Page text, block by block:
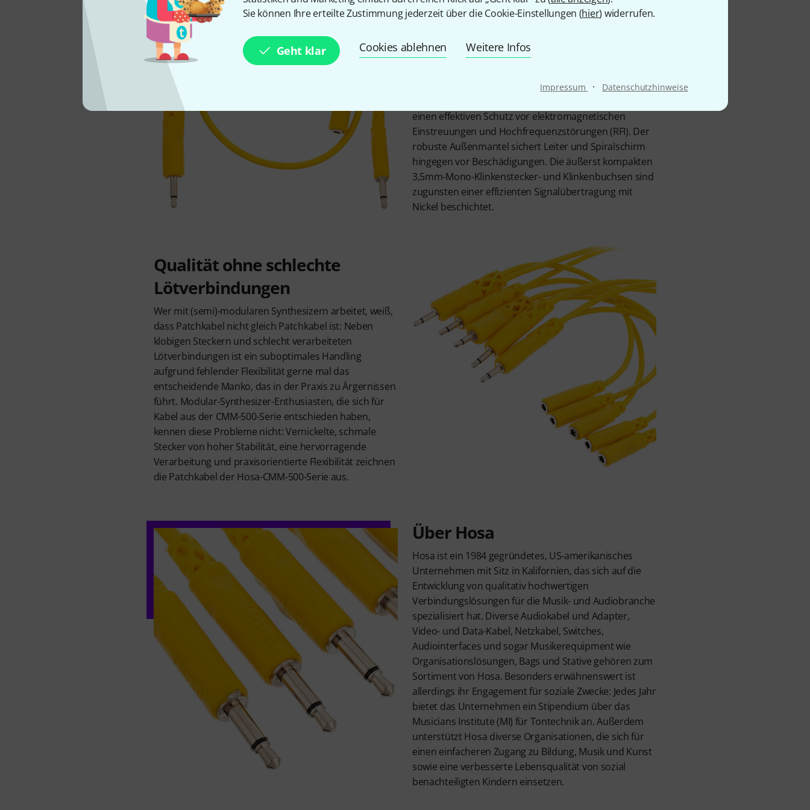
Sie können Ihre erteilte Zustimmung jederzeit über die Cookie-Einstellungen (hier) widerrufen.
Geht klar Cookies ablehnen Weitere Infos
Impressum · Datenschutzhinweise
über einen Leiterquerschnitt von 0,14mm² (AWG26).
Der Leiter selbst besteht aus hochreinem,
Signalklarheit und Leitfähigkeit. Die eingesetzte
einen effektiven Schutz vor elektromagnetischen
Einstreuungen und Hochfrequenzstörungen (RFI). Der
robuste Außenmantel sichert Leiter und Spiralschirm
hingegen vor Beschädigungen. Die äußerst kompakten
3,5mm-Mono-Klinkenstecker- und Klinkenbuchsen sind
zugunsten einer effizienten Signalübertragung mit
Nickel beschichtet.
Qualität ohne schlechte
Lötverbindungen
Wer mit (semi)-modularen Synthesizern arbeitet, weiß,
dass Patchkabel nicht gleich Patchkabel ist: Neben
klobigen Steckern und schlecht verarbeiteten
Lötverbindungen ist ein suboptimales Handling
aufgrund fehlender Flexibilität gerne mal das
entscheidende Manko, das in der Praxis zu Ärgernissen
führt. Modular-Synthesizer-Enthusiasten, die sich für
Kabel aus der CMM-500-Serie entschieden haben,
kennen diese Probleme nicht: Vernickelte, schmale
Stecker von hoher Stabilität, eine hervorragende
Verarbeitung und praxisorientierte Flexibilität zeichnen
die Patchkabel der Hosa-CMM-500-Serie aus.
Über Hosa
Hosa ist ein 1984 gegründetes, US-amerikanisches
Unternehmen mit Sitz in Kalifornien, das sich auf die
Entwicklung von qualitativ hochwertigen
Verbindungslösungen für die Musik- und Audiobranche
spezialisiert hat. Diverse Audiokabel und Adapter,
Video- und Data-Kabel, Netzkabel, Switches,
Audiointerfaces und sogar Musikerequipment wie
Organisationslösungen, Bags und Stative gehören zum
Sortiment von Hosa. Besonders erwähnenswert ist
allerdings ihr Engagement für soziale Zwecke: Jedes Jahr
bietet das Unternehmen ein Stipendium über das
Musicians Institute (MI) für Tontechnik an. Außerdem
unterstützt Hosa diverse Organisationen, die sich für
einen einfacheren Zugang zu Bildung, Musik und Kunst
sowie eine verbesserte Lebensqualität von sozial
benachteiligten Kindern einsetzen.